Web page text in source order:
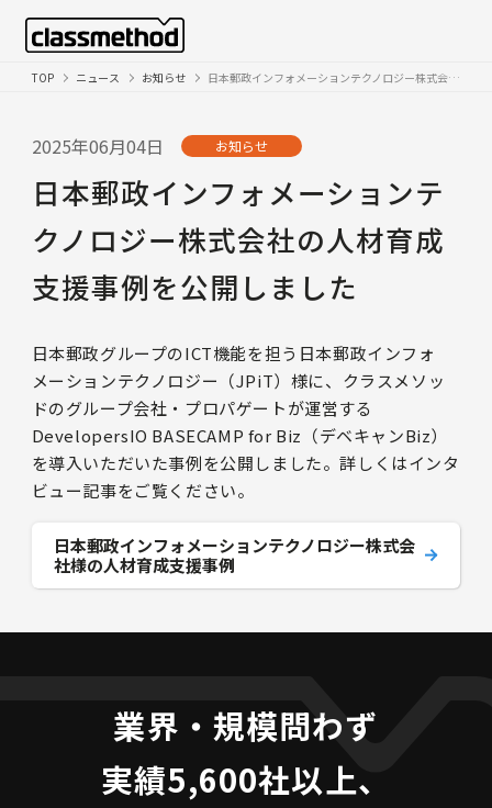
TOP ニュース お知らせ 日本郵政インフォメーションテクノロジー株式会社の人材育成支援事例を公開しました
2025年06月04日 お知らせ
日本郵政インフォメーションテ
クノロジー株式会社の人材育成
支援事例を公開しました
日本郵政グループのICT機能を担う日本郵政インフォ
メーションテクノロジー（JPiT）様に、クラスメソッ
ドのグループ会社・プロパゲートが運営する
DevelopersIO BASECAMP for Biz（デベキャンBiz）
を導入いただいた事例を公開しました。詳しくはインタ
ビュー記事をご覧ください。
日本郵政インフォメーションテクノロジー株式会
社様の人材育成支援事例
業界・規模問わず
実績5,600社以上、